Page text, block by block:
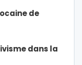
de
dans la